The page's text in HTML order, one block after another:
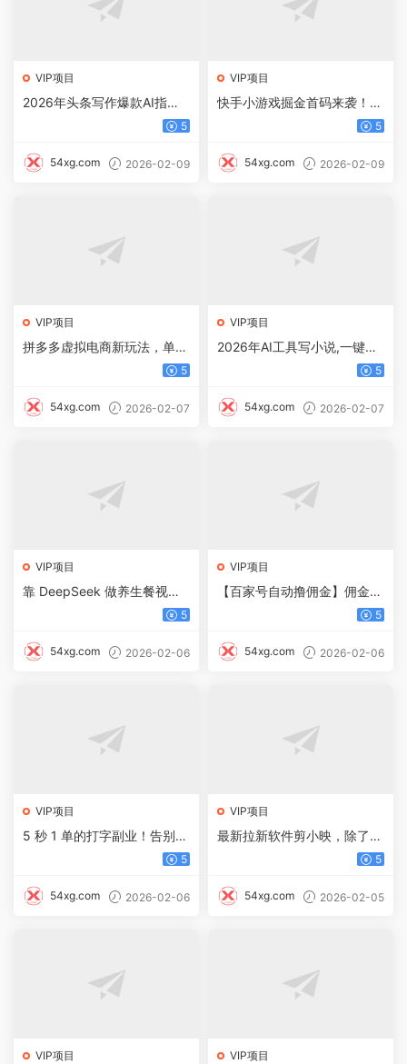
VIP项目
2026年头条写作爆款AI指
令，小白一键达成，轻松日入
5
54xg.com 2026-02-09
VIP项目
快手小游戏掘金首码来袭！零
撸躺玩，日入 500 + 不是梦5
54xg.com 2026-02-09
VIP项目
拼多多虚拟电商新玩法，单人
可玩转10家店，零成本、成交
00+
5
54xg.com 2026-02-07
VIP项目
2026年AI工具写小说,一键生
成120万字，躺着也能赚，月5
54xg.com 2026-02-07
VIP项目
靠 DeepSeek 做养生餐视
频，懒人也能 100w 播放赚 1
5
54xg.com 2026-02-06
VIP项目
【百家号自动撸佣金】佣金界
最佳撸佣金平台小白3天起号
稳定
5
54xg.com 2026-02-06
VIP项目
5 秒 1 单的打字副业！告别慢
5
54xg.com 2026-02-06
VIP项目
最新拉新软件剪小映，除了每
单5元收益外还有保底收益125
54xg.com 2026-02-05
VIP项目 VIP项目